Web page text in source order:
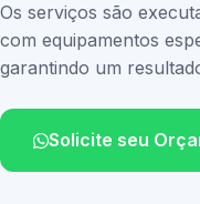
Os serviços são
com equipamentos
garantindo um
Solicite seu